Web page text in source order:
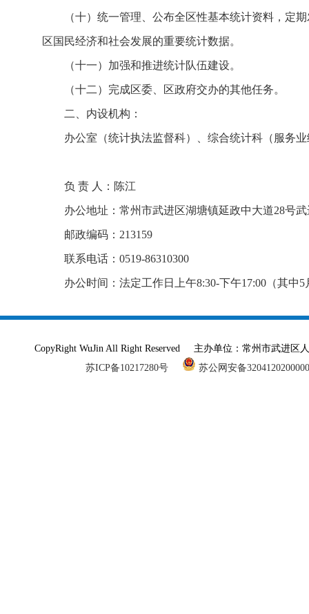
（十）统一管理、公布全区性基本统计资料，定
区国民经济和社会发展的重要统计数据。
（十一）加强和推进统计队伍建设。
（十二）完成区委、区政府交办的其他任务。
二、内设机构：
办公室（统计执法监督科）、综合统计科（服务
负 责 人：陈江
办公地址：常州市武进区湖塘镇延政中大道28号
邮政编码：213159
联系电话：0519-86310300
办公时间：法定工作日上午8:30-下午17:00（其中
CopyRight WuJin All Right Reserved 主办单位：常州市武进
苏ICP备10217280号
苏公网安备